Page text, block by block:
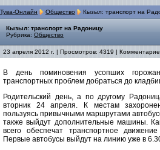
Тува-Онлайн Общество Кызыл: транспорт на
Кызыл: транспорт на Радоницу
Рубрика: Общество
23 апреля 2012 г. | Просмотров: 4319 |
В день поминовения усопших
транспортных проблем добраться до
Родительский день, а по другому
вторник 24 апреля. К местам
пользуясь привычными маршрутами
также выйдут дополнительные машины.
всего обеспечат транспортное
Первые автобусы выйдут на линию уже в